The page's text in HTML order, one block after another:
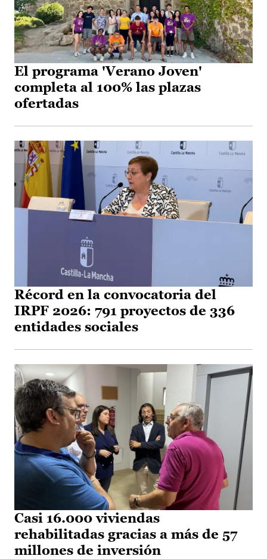
El programa 'Verano Joven'
completa al 100% las plazas
ofertadas
Récord en la convocatoria del
IRPF 2026: 791 proyectos de 336
entidades sociales
Casi 16.000 viviendas
rehabilitadas gracias a más de 57
millones de inversión